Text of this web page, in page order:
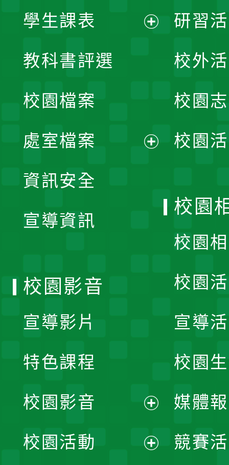
學生課表
單
教科書評選
校園檔案
處室檔案
資訊安全
宣導資訊
研習
校外
校園
校園
校園
校園
校園
宣導
校園
媒體
競賽
校園影音
宣導影片
特色課程
校園影音
開
校園活動